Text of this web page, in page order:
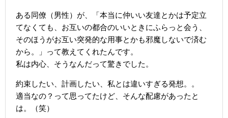
ある同僚（男性）が、「本当に仲いい友達とかは予定立
てなくても、お互いの都合のいいときにふらっと会う、
そのほうがお互い突発的な用事とかも邪魔しないで済む
から。」って教えてくれたんです。
私は内心、そうなんだって驚きでした。
約束したい、計画したい、私とは違いすぎる発想。。
適当なの？って思ってたけど、そんな配慮があったと
は。（笑）